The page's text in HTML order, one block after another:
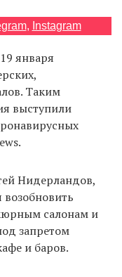
, Instagram
января
Таким
выступили
Нидерландов,
салонам и
запретом
и баров.